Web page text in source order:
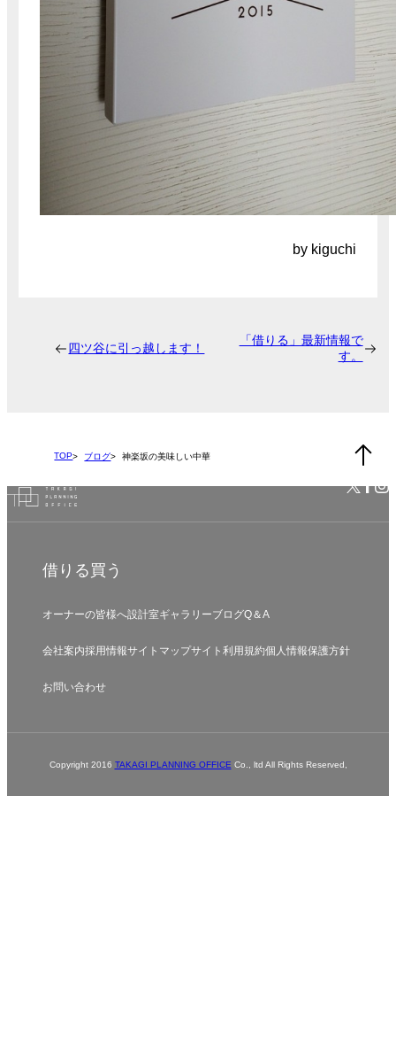
by kiguchi
四ツ谷に引っ越します！
「借りる」最新情報で
す。
TOP ブログ 神楽坂の美味しい中華
借りる 買う
オーナーの皆様へ設計室ギャラリーブログQ＆A
会社案内採用情報サイトマップサイト利用規約個人情報保護方針
お問い合わせ
Copyright 2016 TAKAGI PLANNING OFFICE Co., ltd All Rights Reserved,